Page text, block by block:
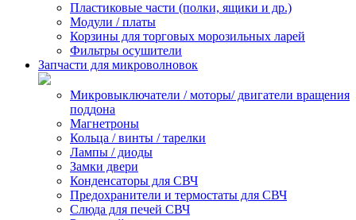
Пластиковые части (полки, ящики и др.)
Модули / платы
Корзины для торговых морозильных ларей
Фильтры осушители
Запчасти для микроволновок
Микровыключатели / моторы/ двигатели вращения
поддона
Магнетроны
Кольца / винты / тарелки
Лампы / диоды
Замки двери
Конденсаторы для СВЧ
Предохранители и термостаты для СВЧ
Слюда для печей СВЧ